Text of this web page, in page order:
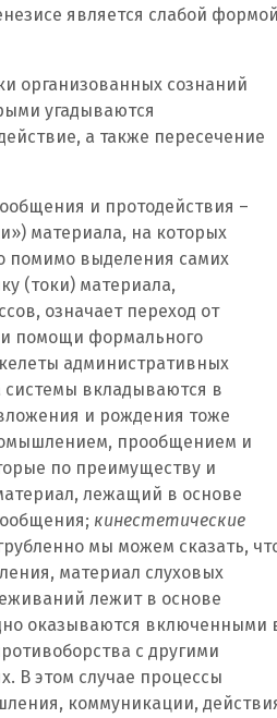
является слабой
организованных сознаний
угадываются
а также пересечение
и протодействия –
материала, на которых
помимо выделения самих
(токи) материала,
означает переход от
помощи формального
административных
системы вкладываются в
и рождения тоже
прообщением и
по преимуществу и
лежащий в основе
кинестетические
мы можем сказать,
материал слуховых
лежит в основе
оказываются включенными
с другими
В этом случае процессы
коммуникации,